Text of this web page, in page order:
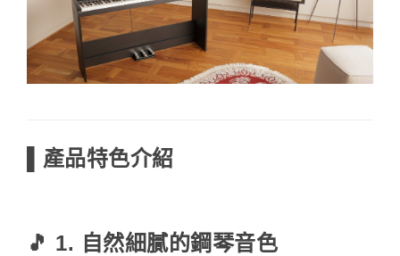
▌產品特色介紹
🎵 1. 自然細膩的鋼琴音色